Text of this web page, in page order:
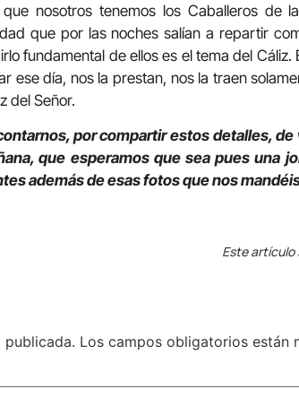
nosotros tenemos los Caballeros de
que por las noches salían a repartir
fundamental de ellos es el tema del Cáliz.
ese día, nos la prestan, nos la traen
del Señor.
por compartir estos detalles, de
que esperamos que sea pues una
además de esas fotos que nos
Este artículo
Los campos obligatorios están